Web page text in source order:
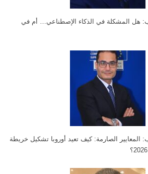
هل المشكلة في الذكاء الإصطناعي… أم في
المعايير الصارمة: كيف تعيد أوروبا تشكيل خريطة